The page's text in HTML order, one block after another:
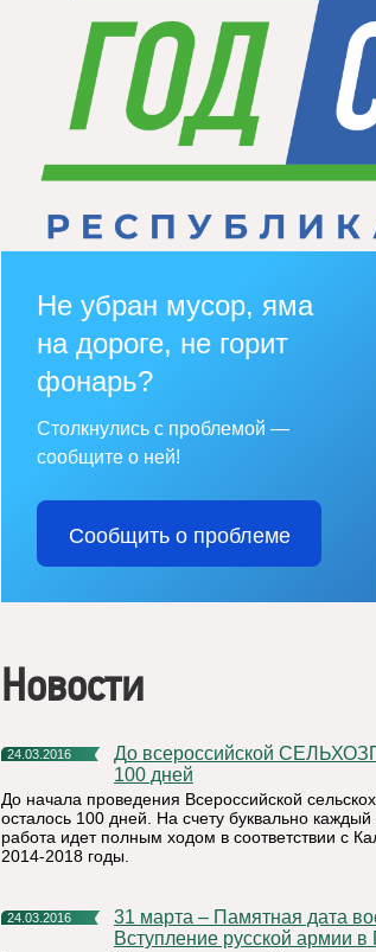
Не убран мусор, яма
на дороге, не горит
фонарь?
Столкнулись с проблемой —
сообщите о ней!
Сообщить о проблеме
Новости
24.03.2016
До всероссийской СЕЛЬХОЗПЕРЕПИСИ 2016 года осталось
100 дней
До начала проведения Всероссийской
осталось 100 дней. На счету буквально
работа идет полным ходом в соответствии с
2014-2018 годы.
24.03.2016
31 марта – Памятная дата военной истории России –
Вступление русской армии